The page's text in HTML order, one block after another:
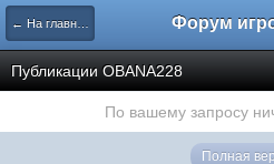
← На главную
Публикации OBANA228
По вашему запросу
Полная